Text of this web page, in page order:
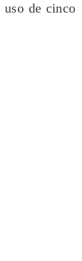
uso de cinco